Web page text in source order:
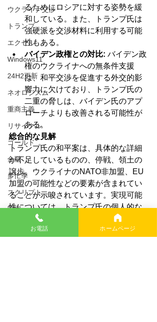
ウクライナ交渉
トランプ
エクセル
Windows11
24H2更新
ネオロジズム
重商主義
リサイクル
ゴールド
金融
多忙季
スクリプト
国家
ウソが正義
るためにロシアに対する姿勢を緩
和している。また、トランプ氏は
強硬派を交渉材料に利用する可能
性もある。
バイデン政権との対比: バイデン政
権のウクライナへの無条件支援
は、和平交渉を促進する外交的影
響力に欠けており、トランプ氏の
二重の脅しは、バイデン氏のアプ
ローチよりも改善される可能性が
ある。
総合的な見解
トランプ氏の和平案は、具体的な詳細
が不足しているものの、停戦、領土の
譲歩、ウクライナのNATO非加盟、EU
加盟の可能性などの要素が含まれてい
ることが示唆されています。実現可能
性については、トランプ氏の個人的な
動機、ウクライナとロシアの状況、そ
してトランプ政権の人事などが複雑に
お電話 ホームページ